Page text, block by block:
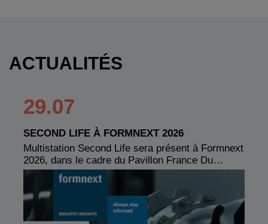
ACTUALITÉS
29.07
SECOND LIFE À FORMNEXT 2026
Multistation Second Life sera présent à Formnext
2026, dans le cadre du Pavillon France Du…